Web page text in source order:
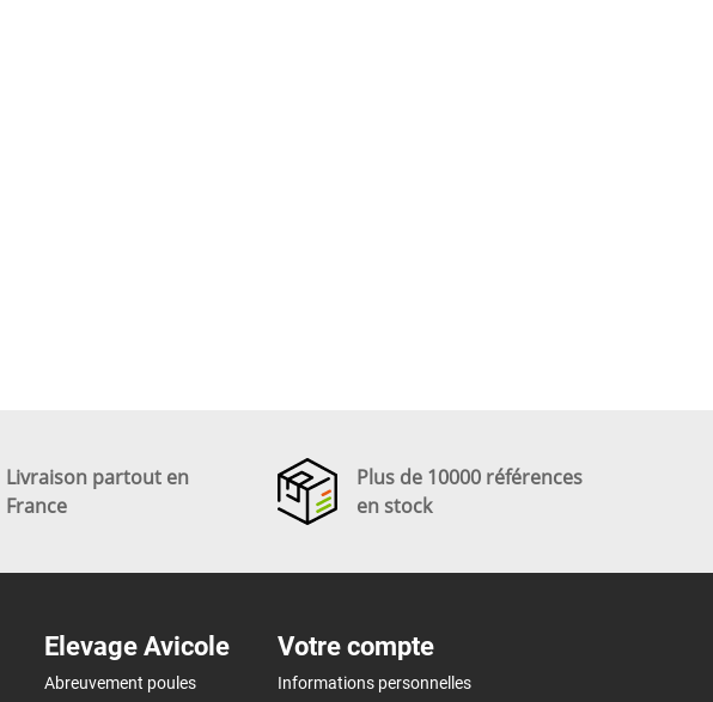
Livraison partout en
France
Plus de 10000 références
en stock
Elevage Avicole
Abreuvement poules
Votre compte
Informations personnelles